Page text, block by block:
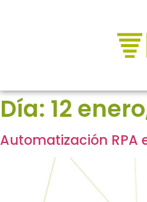
Día: 12
Automatización RPA